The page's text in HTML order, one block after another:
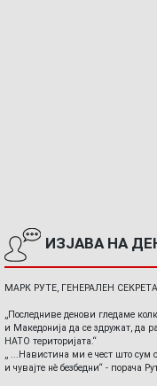
ИЗЈАВА НА
МАРК РУТЕ, ГЕНЕРАЛЕН
„Последниве денови гледаме
и Македонија да се здружат, да
НАТО територијата.“
„ ...Навистина ми е чест што сум
и чувајте нè безбедни“ - порача